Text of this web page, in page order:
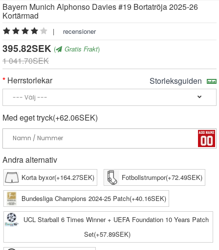
Bayern Munich Alphonso Davies #19 Bortatröja 2025-26
Kortärmad
| recensioner
395.82SEK ( Gratis Frakt)
1 041.70SEK
Herrstorlekar
Storleksguiden
Med eget tryck(+62.06SEK)
Andra alternativ
Korta byxor(+164.27SEK) Fotbollstrumpor(+72.49SEK)
Bundesliga Champions 2024-25 Patch(+40.16SEK)
UCL Starball 6 Times Winner + UEFA Foundation 10 Years Patch
Set(+57.89SEK)